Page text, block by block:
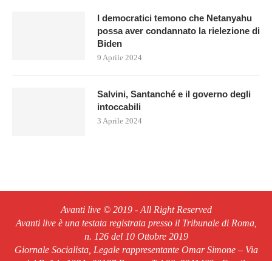
I democratici temono che Netanyahu
possa aver condannato la rielezione di
Biden
9 Aprile 2024
Salvini, Santanché e il governo degli
intoccabili
3 Aprile 2024
Avanti live © 2019 - All Right Reserved
Avanti live è una testata registrata presso il Tribunale di Roma,
n. 126 del 10 Ottobre 2019
Giornale Socialista, Legale rappresentante Omar Simone – Via